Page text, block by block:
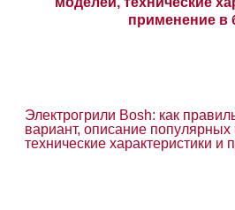
Электрогрили Bosh: как
вариант, описание популярных
технические характеристики